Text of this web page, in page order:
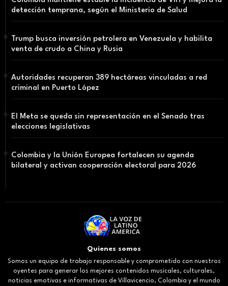
detección temprana, según el Ministerio de Salud
Trump busca inversión petrolera en Venezuela y habilita
venta de crudo a China y Rusia
Autoridades recuperan 389 hectáreas vinculadas a red
criminal en Puerto López
El Meta se queda sin representación en el Senado tras
elecciones legislativas
Colombia y la Unión Europea fortalecen su agenda
bilateral y activan cooperación electoral para 2026
Quienes somos
Somos un equipo de trabajo responsable y comprometido con nuestros
oyentes para generar los mejores contenidos musicales, culturales,
noticias emotivas e informativas de Villavicencio, Colombia y el mundo